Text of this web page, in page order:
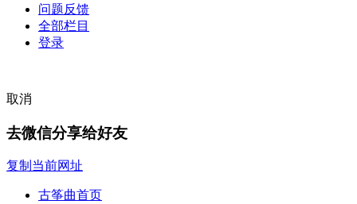
问题反馈
全部栏目
登录
取消
去微信分享给好友
复制当前网址
古筝曲首页